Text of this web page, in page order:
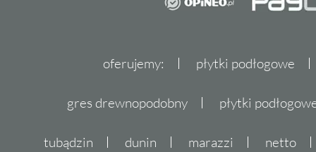
oferujemy: płytki podłogowe
gres drewnopodobny płytki
tubądzin dunin marazzi netto